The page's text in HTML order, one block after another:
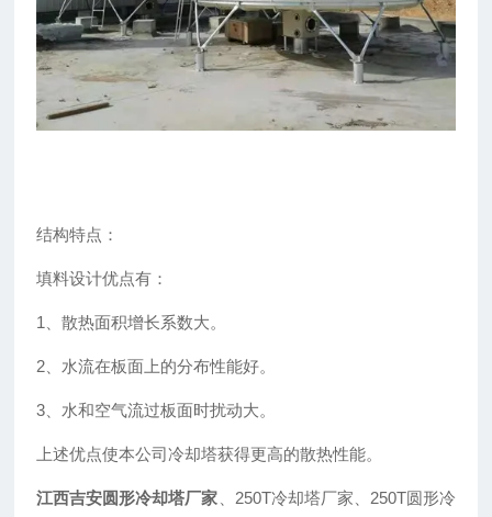
结构特点：
填料设计优点有：
1、散热面积增长系数大。
2、水流在板面上的分布性能好。
3、水和空气流过板面时扰动大。
上述优点使本公司冷却塔获得更高的散热性能。
江西吉安圆形冷却塔厂家 、250T冷却塔厂家、250T圆形冷